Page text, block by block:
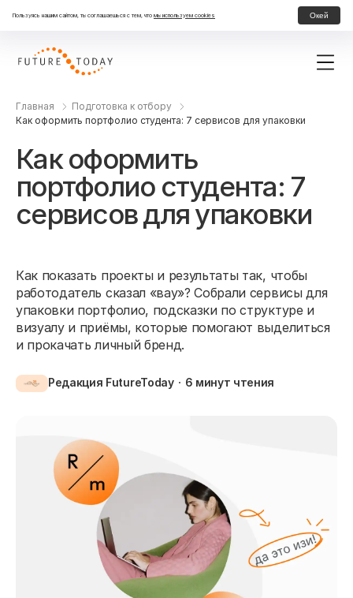
Пользуясь нашим сайтом, ты соглашаешься с тем, что мы используем cookies Окей
Главная
Подготовка к отбору
Как оформить портфолио студента: 7 сервисов для упаковки
Как оформить
портфолио студента: 7
сервисов для упаковки
Как показать проекты и результаты так, чтобы
работодатель сказал «вау»? Собрали сервисы для
упаковки портфолио, подсказки по структуре и
визуалу и приёмы, которые помогают выделиться
и прокачать личный бренд.
Редакция FutureToday 6 минут чтения